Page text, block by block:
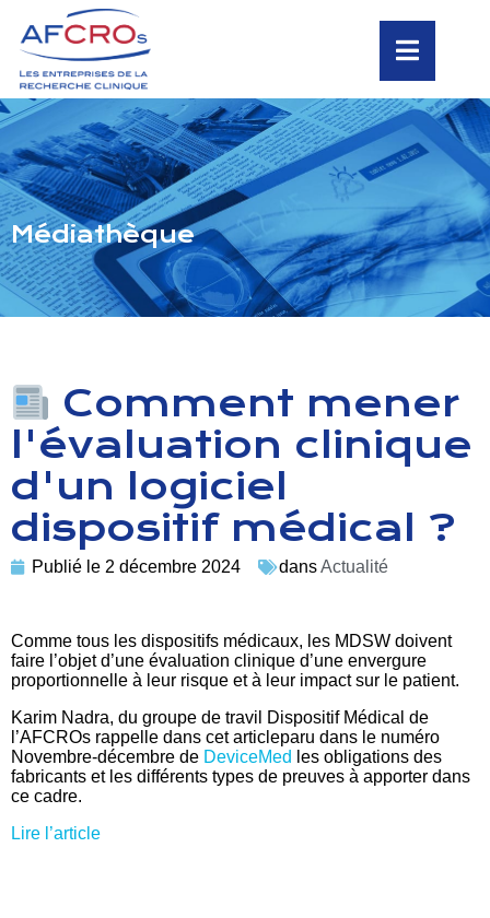
Médiathèque
Comment mener
l'évaluation clinique
d'un logiciel
dispositif médical ?
Publié le 2 décembre 2024 dansActualité
Comme tous les dispositifs médicaux, les MDSW doivent
faire l’objet d’une évaluation clinique d’une envergure
proportionnelle à leur risque et à leur impact sur le patient.
Karim Nadra, du groupe de travil Dispositif Médical de
l’AFCROs rappelle dans cet articleparu dans le numéro
Novembre-décembre de DeviceMed les obligations des
fabricants et les différents types de preuves à apporter dans
ce cadre.
Lire l’article